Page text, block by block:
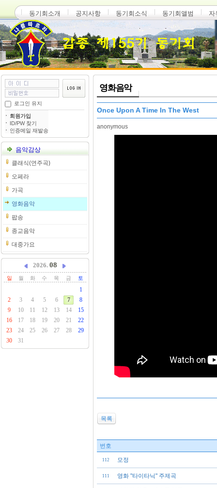
동기회소개 공지사항 동기회소식 동기회앨범 자
로그인 유지
회원가입
ID/PW 찾기
인증메일 재발송
음악감상
클래식(연주곡)
오페라
가곡
영화음악
팝송
종교음악
대중가요
2026. 08
일 월 화 수 목 금 토
1
2
3 4 5 6 7
8
9
10 11 12 13 14
15
16
17 18 19 20 21
22
23
24 25 26 27 28
29
30
31
영화음악
Once Upon A Time In The West
anonymous
목록
번호
112 모정
111 영화 "타이타닉" 주제곡